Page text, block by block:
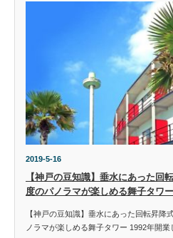
2019-5-16
【神戸の豆知識】垂水にあった回
度のパノラマが楽しめる舞子タワー
【神戸の豆知識】垂水にあった回転昇降
ノラマが楽しめる舞子タワー 1992年開業